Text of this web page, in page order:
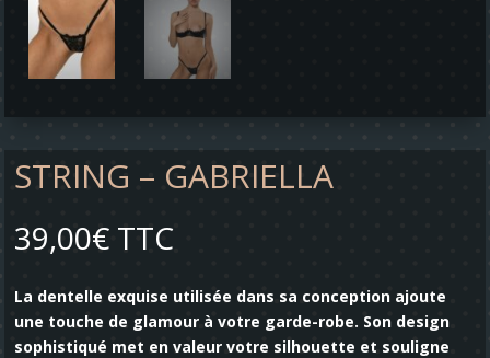
STRING – GABRIELLA
39,00€ TTC
La dentelle exquise utilisée dans sa conception ajoute
une touche de glamour à votre garde-robe. Son design
sophistiqué met en valeur votre silhouette et souligne